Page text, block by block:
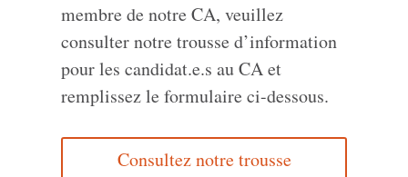
membre de notre CA, veuillez
consulter notre trousse d’information
pour les candidat.e.s au CA et
remplissez le formulaire ci-dessous.
Consultez notre trousse